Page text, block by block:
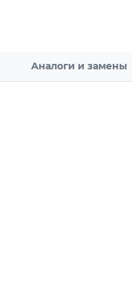
Аналоги и замены